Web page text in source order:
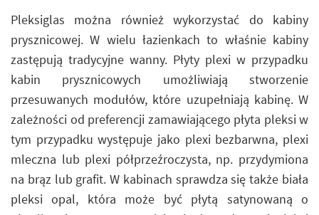
Pleksiglas można również wykorzystać do kabiny
prysznicowej. W wielu łazienkach to właśnie kabiny
zastępują tradycyjne wanny. Płyty plexi w przypadku
kabin prysznicowych umożliwiają stworzenie
przesuwanych modułów, które uzupełniają kabinę. W
zależności od preferencji zamawiającego płyta pleksi w
tym przypadku występuje jako plexi bezbarwna, plexi
mleczna lub plexi półprzeźroczysta, np. przydymiona
na brąz lub grafit. W kabinach sprawdza się także biała
pleksi opal, która może być płytą satynowaną o